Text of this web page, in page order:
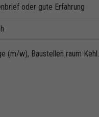
oder gute Erfahrung
(m/w), Baustellen raum Kehl.